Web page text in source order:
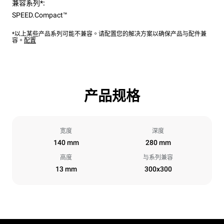
兼容系列*:
SPEED.Compact™
*以上某些产品系列可能不兼容。请配置您的解决方案以确保产品与配件兼
容。 配置
产品规格
宽度
140 mm
深度
280 mm
高度
13 mm
与系列兼容
300x300